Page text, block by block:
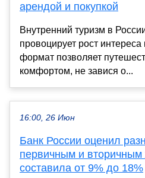
арендой и покупкой
Внутренний туризм в
провоцирует рост
формат позволяет
комфортом, не завися о...
16:00, 26 Июн
Банк России оценил
первичным и
составила от 9% до 18%